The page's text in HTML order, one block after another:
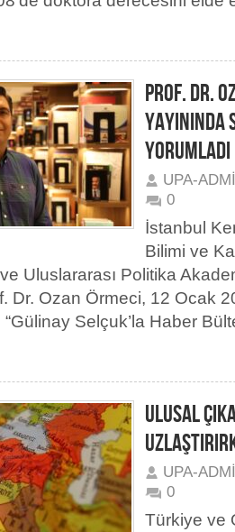
PROF. DR.
YAYININDA
YORUMLADI
UPA-
0
İstanbul
Bilimi ve
Uluslararası Politika
Dr. Ozan Örmeci, 12 Ocak
“Gülinay Selçuk’la Haber
ULUSAL
UPA-
0
Türkiye ve